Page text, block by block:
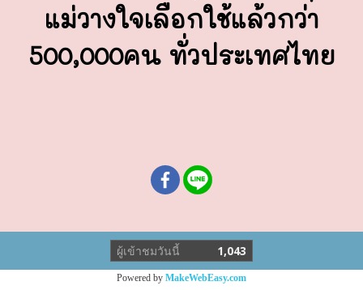
แม่วางใจเลือกใช้แล้วกว่า
500,000คน ทั่วประเทศไทย
ผู้เข้าชมวันนี้ 1,043
Powered by MakeWebEasy.com